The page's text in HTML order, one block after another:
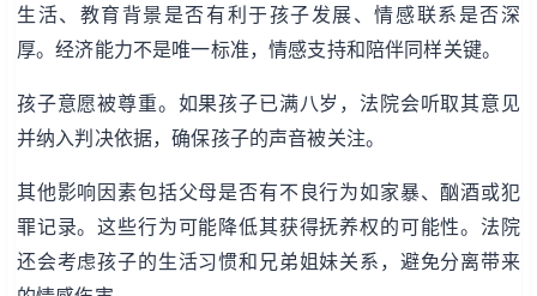
生活、教育背景是否有利于孩子发展、情感联系是否深
厚。经济能力不是唯一标准，情感支持和陪伴同样关键。
孩子意愿被尊重。如果孩子已满八岁，法院会听取其意见
并纳入判决依据，确保孩子的声音被关注。
其他影响因素包括父母是否有不良行为如家暴、酗酒或犯
罪记录。这些行为可能降低其获得抚养权的可能性。法院
还会考虑孩子的生活习惯和兄弟姐妹关系，避免分离带来